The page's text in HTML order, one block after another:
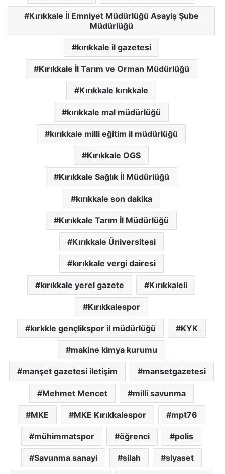
Kırıkkale İl Emniyet Müdürlüğü Asayiş Şube
Müdürlüğü
kırıkkale il gazetesi
Kırıkkale İl Tarım ve Orman Müdürlüğü
Kırıkkale kırıkkale
kırıkkale mal müdürlüğü
kırıkkale milli eğitim il müdürlüğü
Kırıkkale OGS
Kırıkkale Sağlık İl Müdürlüğü
kırıkkale son dakika
Kırıkkale Tarım İl Müdürlüğü
Kırıkkale Üniversitesi
kırıkkale vergi dairesi
kırıkkale yerel gazete Kırıkkaleli
Kırıkkalespor
kırkkle gençlikspor il müdürlüğü KYK
makine kimya kurumu
manşet gazetesi iletişim mansetgazetesi
Mehmet Mencet milli savunma
MKE MKE Kırıkkalespor mpt76
mühimmatspor öğrenci polis
Savunma sanayi silah siyaset